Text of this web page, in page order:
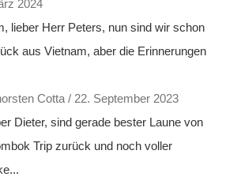
2024
lieber Herr Peters, nun sind wir schon
aus Vietnam, aber die Erinnerungen
Cotta / 22. September 2023
Dieter, sind gerade bester Laune von
Trip zurück und noch voller